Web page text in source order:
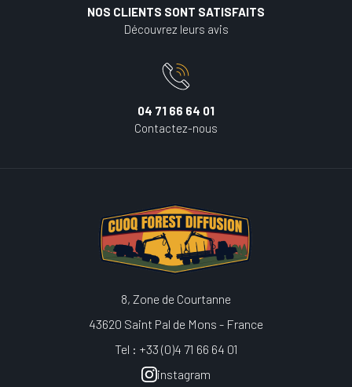
NOS CLIENTS SONT SATISFAITS
Découvrez leurs avis
04 71 66 64 01
Contactez-nous
8, Zone de Courtanne
43620 Saint Pal de Mons - France
Tel : +33 (0)4 71 66 64 01
instagram